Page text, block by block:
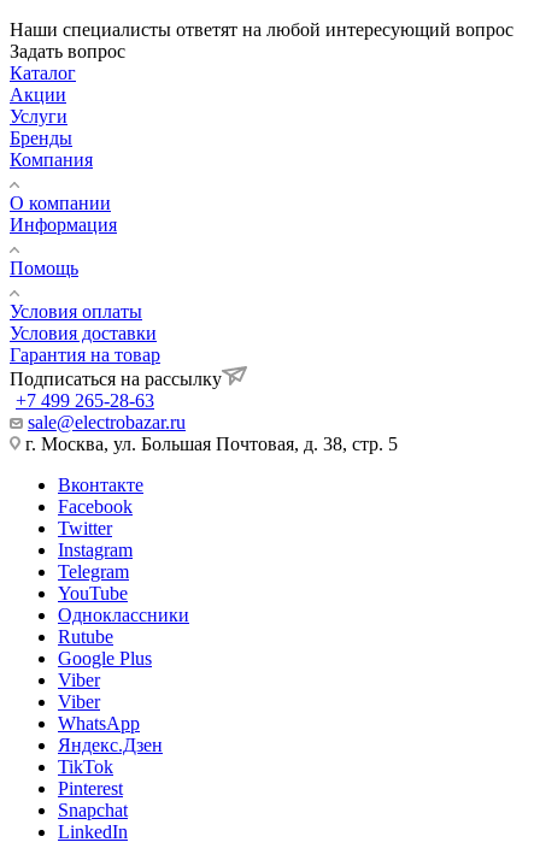
Наши специалисты ответят на любой интересующий вопрос
Задать вопрос
Каталог
Акции
Услуги
Бренды
Компания
О компании
Информация
Помощь
Условия оплаты
Условия доставки
Гарантия на товар
Подписаться на рассылку
+7 499 265-28-63
sale@electrobazar.ru
г. Москва, ул. Большая Почтовая, д. 38, стр. 5
Вконтакте
Facebook
Twitter
Instagram
Telegram
YouTube
Одноклассники
Rutube
Google Plus
Viber
Viber
WhatsApp
Яндекс.Дзен
TikTok
Pinterest
Snapchat
LinkedIn